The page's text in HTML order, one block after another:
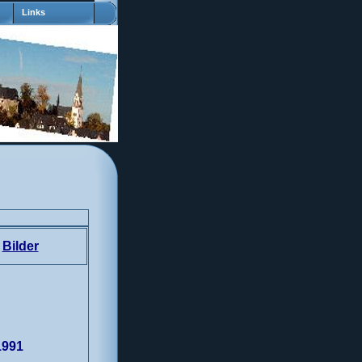
Links
Bilder